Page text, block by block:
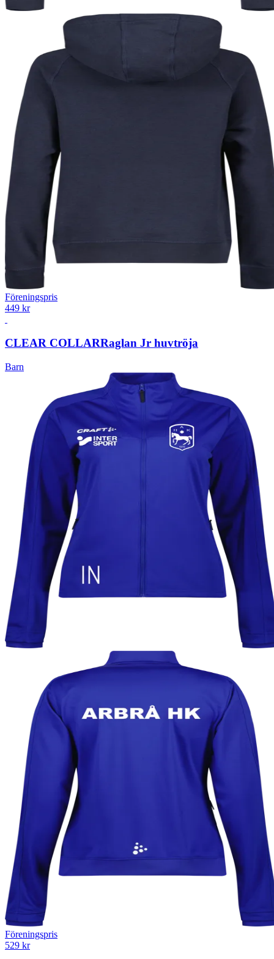
Föreningspris
449 kr
CLEAR COLLARRaglan Jr huvtröja
Barn
Föreningspris
529 kr